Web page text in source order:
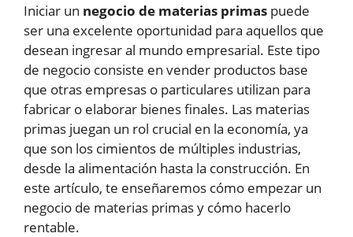
Iniciar un negocio de materias primas puede
ser una excelente oportunidad para aquellos que
desean ingresar al mundo empresarial. Este tipo
de negocio consiste en vender productos base
que otras empresas o particulares utilizan para
fabricar o elaborar bienes finales. Las materias
primas juegan un rol crucial en la economía, ya
que son los cimientos de múltiples industrias,
desde la alimentación hasta la construcción. En
este artículo, te enseñaremos cómo empezar un
negocio de materias primas y cómo hacerlo
rentable.